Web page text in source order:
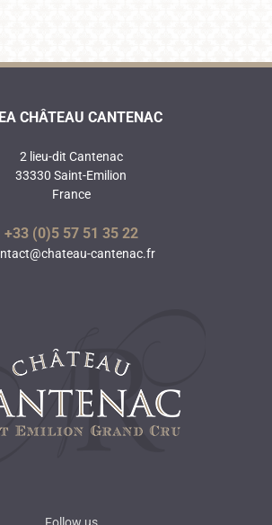
CHÂTEAU CANTENAC
2 lieu-dit Cantenac
33330 Saint-Emilion
France
+33 (0)5 57 51 35 22
cantenac.fr